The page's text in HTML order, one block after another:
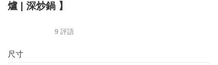
爐 | 深炒鍋 】
9 評語
尺寸